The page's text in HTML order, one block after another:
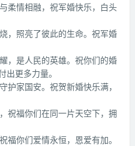
柔情相融，祝军婚快乐，白头
，照亮了彼此的生命。祝军婚
，是人民的英雄。祝你们的婚
更多力量。
护家国安。祝贺新婚快乐满，
祝福你们在同一片天空下，拥
福你们爱情永恒，恩爱有加。